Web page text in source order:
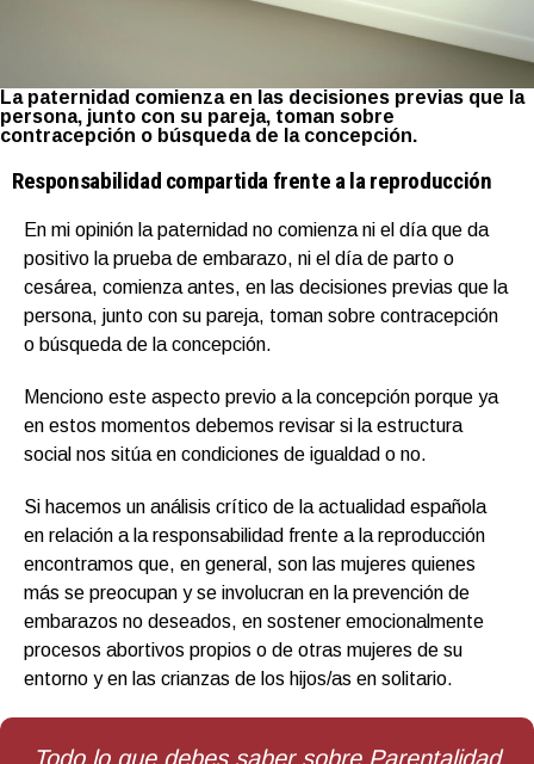
La paternidad comienza en las decisiones previas que la
persona, junto con su pareja, toman sobre
contracepción o búsqueda de la concepción.
Responsabilidad compartida frente a la reproducción
En mi opinión la paternidad no comienza ni el día que da
positivo la prueba de embarazo, ni el día de parto o
cesárea, comienza antes, en las decisiones previas que la
persona, junto con su pareja, toman sobre contracepción
o búsqueda de la concepción.
Menciono este aspecto previo a la concepción porque ya
en estos momentos debemos revisar si la estructura
social nos sitúa en condiciones de igualdad o no.
Si hacemos un análisis crítico de la actualidad española
en relación a la responsabilidad frente a la reproducción
encontramos que, en general, son las mujeres quienes
más se preocupan y se involucran en la prevención de
embarazos no deseados, en sostener emocionalmente
procesos abortivos propios o de otras mujeres de su
entorno y en las crianzas de los hijos/as en solitario.
Todo lo que debes saber sobre Parentalidad